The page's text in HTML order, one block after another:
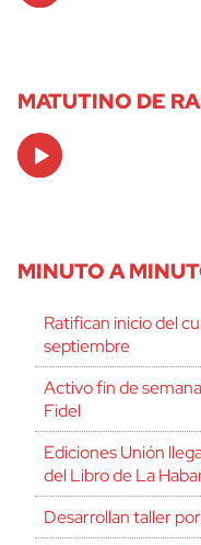
MATUTINO DE
Audio
Player
MINUTO A
Ratifican inicio del
septiembre
Activo fin de
Fidel
Ediciones Unión
del Libro de La
Desarrollan taller